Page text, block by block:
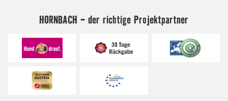
HORNBACH - der richtige Projektpartner